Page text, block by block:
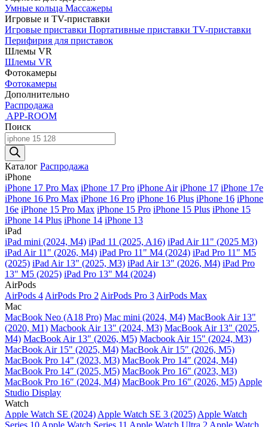
Умные кольца Массажеры
Игровые и TV-приставки
Игровые приставки Портативные приставки TV-приставки
Перифирия для приставок
Шлемы VR
Шлемы VR
Фотокамеры
Фотокамеры
Дополнительно
Распродажа
APP-ROOM
Поиск
Поиск
товаров
Каталог Распродажа
iPhone
iPhone 17 Pro Max iPhone 17 Pro iPhone Air iPhone 17 iPhone 17e
iPhone 16 Pro Max iPhone 16 Pro iPhone 16 Plus iPhone 16 iPhone
16e iPhone 15 Pro Max iPhone 15 Pro iPhone 15 Plus iPhone 15
iPhone 14 Plus iPhone 14 iPhone 13
iPad
iPad mini (2024, M4) iPad 11 (2025, A16) iPad Air 11" (2025 M3)
iPad Air 11" (2026, M4) iPad Pro 11" M4 (2024) iPad Pro 11" M5
(2025) iPad Air 13" (2025, M3) iPad Air 13" (2026, M4) iPad Pro
13" M5 (2025) iPad Pro 13" M4 (2024)
AirPods
AirPods 4 AirPods Pro 2 AirPods Pro 3 AirPods Max
Mac
MacBook Neo (A18 Pro) Mac mini (2024, M4) MacBook Air 13"
(2020, M1) Macbook Air 13" (2024, M3) MacBook Air 13" (2025,
M4) MacBook Air 13″ (2026, M5) Macbook Air 15" (2024, M3)
MacBook Air 15" (2025, M4) MacBook Air 15″ (2026, M5)
MacBook Pro 14" (2023, M3) MacBook Pro 14″ (2024, M4)
MacBook Pro 14″ (2025, M5) MacBook Pro 16" (2023, M3)
MacBook Pro 16″ (2024, M4) MacBook Pro 16" (2026, M5) Apple
Studio Display
Watch
Apple Watch SE (2024) Apple Watch SE 3 (2025) Apple Watch
Series 10 Apple Watch Series 11 Apple Watch Ultra 2 Apple Watch